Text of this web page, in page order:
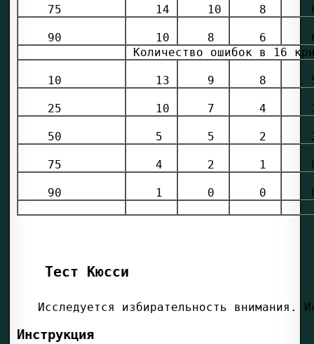
75 14 10 8
90 10 8 6
Количество ошибок в 16
9 8
25 10 7 4
50 5 5 2
75 4 2 1
90 1 0 0
Тест Кюсси
Инструкция